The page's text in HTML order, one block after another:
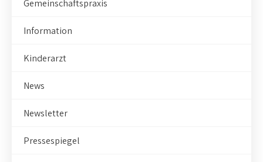
Gemeinschaftspraxis
Information
Kinderarzt
News
Newsletter
Pressespiegel